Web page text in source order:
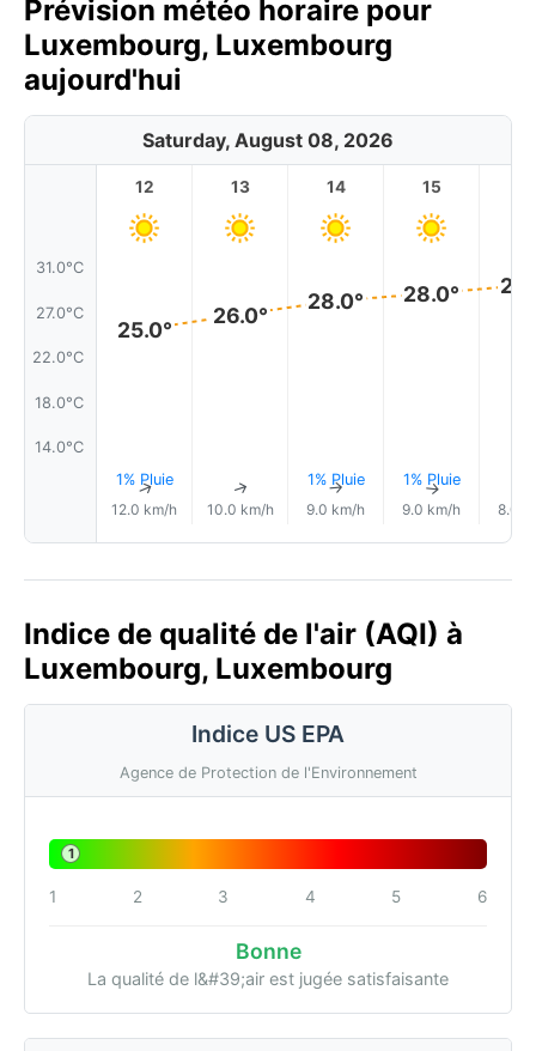
Prévision météo horaire pour
Luxembourg, Luxembourg
aujourd'hui
Saturday, August 08, 2026
31.0°C
27.0°C
22.0°C
18.0°C
14.0°C
12
25.0°
1% Pluie
↑
12.0 km/h
13
26.0°
↑
10.0 km/h
14
28.0°
1% Pluie
↑
9.0 km/h
15
28.0°
1% Pluie
↑
9.0 km/h 8.0
Indice de qualité de l'air (AQI) à
Luxembourg, Luxembourg
Indice US EPA
Agence de Protection de l'Environnement
1
1 2 3 4 5 6
Bonne
La qualité de l&#39;air est jugée satisfaisante